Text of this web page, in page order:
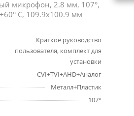
микрофон, 2.8 мм, 107°,
С, 109.9x100.9 мм
Краткое руководство
пользователя, комплект для
установки
CVI+TVI+AHD+Аналог
Металл+Пластик
107°